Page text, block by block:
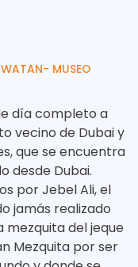
MUSEO
día completo a
vecino de Dubai y
que se encuentra
desde Dubai.
por Jebel Ali, el
jamás realizado
mezquita del jeque
Mezquita por ser